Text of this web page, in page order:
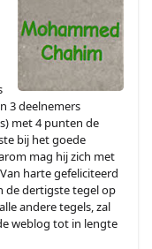
3 deelnemers
met 4 punten de
bij het goede
mag hij zich met
harte gefeliciteerd
de dertigste tegel op
andere tegels, zal
weblog tot in lengte